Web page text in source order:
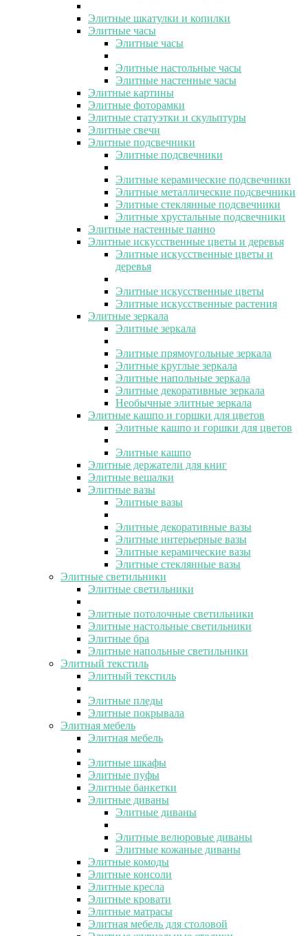
Элитные шкатулки и копилки
Элитные часы
Элитные часы
Элитные настольные часы
Элитные настенные часы
Элитные картины
Элитные фоторамки
Элитные статуэтки и скульптуры
Элитные свечи
Элитные подсвечники
Элитные подсвечники
Элитные керамические подсвечники
Элитные металлические подсвечники
Элитные стеклянные подсвечники
Элитные хрустальные подсвечники
Элитные настенные панно
Элитные искусственные цветы и деревья
Элитные искусственные цветы и
деревья
Элитные искусственные цветы
Элитные искусственные растения
Элитные зеркала
Элитные зеркала
Элитные прямоугольные зеркала
Элитные круглые зеркала
Элитные напольные зеркала
Элитные декоративные зеркала
Необычные элитные зеркала
Элитные кашпо и горшки для цветов
Элитные кашпо и горшки для цветов
Элитные кашпо
Элитные держатели для книг
Элитные вешалки
Элитные вазы
Элитные вазы
Элитные декоративные вазы
Элитные интерьерные вазы
Элитные керамические вазы
Элитные стеклянные вазы
Элитные светильники
Элитные светильники
Элитные потолочные светильники
Элитные настольные светильники
Элитные бра
Элитные напольные светильники
Элитный текстиль
Элитный текстиль
Элитные пледы
Элитные покрывала
Элитная мебель
Элитная мебель
Элитные шкафы
Элитные пуфы
Элитные банкетки
Элитные диваны
Элитные диваны
Элитные велюровые диваны
Элитные кожаные диваны
Элитные комоды
Элитные консоли
Элитные кресла
Элитные кровати
Элитные матрасы
Элитная мебель для столовой